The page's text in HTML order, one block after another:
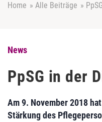
Home » Alle Beiträge »
News
PpSG in der
Am 9. November 2018
Stärkung des